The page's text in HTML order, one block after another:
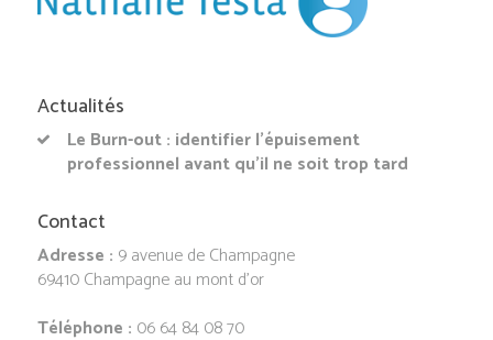
Actualités
Le Burn-out : identifier l’épuisement
professionnel avant qu’il ne soit trop tard
Contact
Adresse : 9 avenue de Champagne
69410 Champagne au mont d’or
Téléphone : 06 64 84 08 70